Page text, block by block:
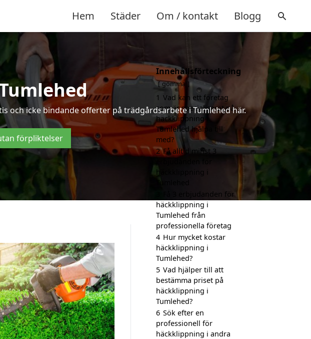
Hem Städer Om / kontakt Blogg
och icke bindande offerter på trädgårdsarbete i Tumlehed här.
förpliktelser
Innehållsförteckning
gömma
1 Vad kan ett företag
som är specialiserat på
häckklippning i
Tumlehed hjälpa till
med?
2 Få alltid minst 3
häckklippning i
Tumlehed
Få 3 erbjudanden för
häckklippning i
Tumlehed från
professionella företag
4 Hur mycket kostar
häckklippning i
Tumlehed?
5 Vad hjälper till att
bestämma priset på
häckklippning i
Tumlehed?
6 Sök efter en
professionell för
häckklippning i andra